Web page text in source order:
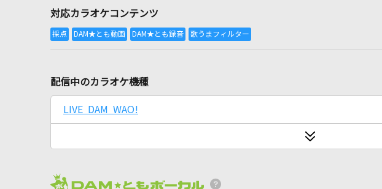
対応カラオケコンテンツ
配信中のカラオケ機種
LIVE DAM WAO!